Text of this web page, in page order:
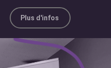
Plus d'infos